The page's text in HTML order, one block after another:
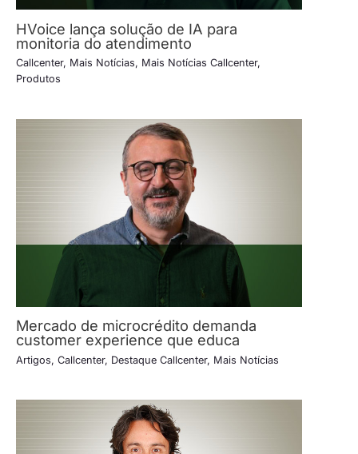
HVoice lança solução de IA para
monitoria do atendimento
Callcenter, Mais Notícias, Mais Notícias Callcenter,
Produtos
Mercado de microcrédito demanda
customer experience que educa
Artigos, Callcenter, Destaque Callcenter, Mais Notícias